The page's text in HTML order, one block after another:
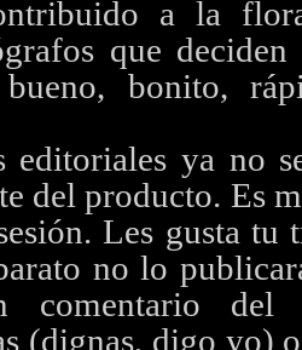
a la
que
bueno, bonito,
editoriales ya no
del producto. Es
Les gusta tu
no lo
comentario
(dignas, digo yo)